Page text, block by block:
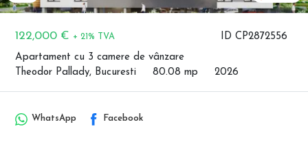
ID CP2872556
122,000 € + 21% TVA
Apartament cu 3 camere de vânzare
Theodor Pallady, Bucuresti
80.08 mp 2026
WhatsApp Facebook